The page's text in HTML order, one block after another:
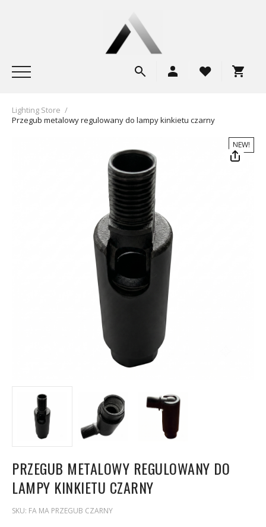
Lighting Store /
Przegub metalowy regulowany do lampy kinkietu czarny
NEW!
PRZEGUB METALOWY REGULOWANY DO
LAMPY KINKIETU CZARNY
SKU: FA MA PRZEGUB CZARNY